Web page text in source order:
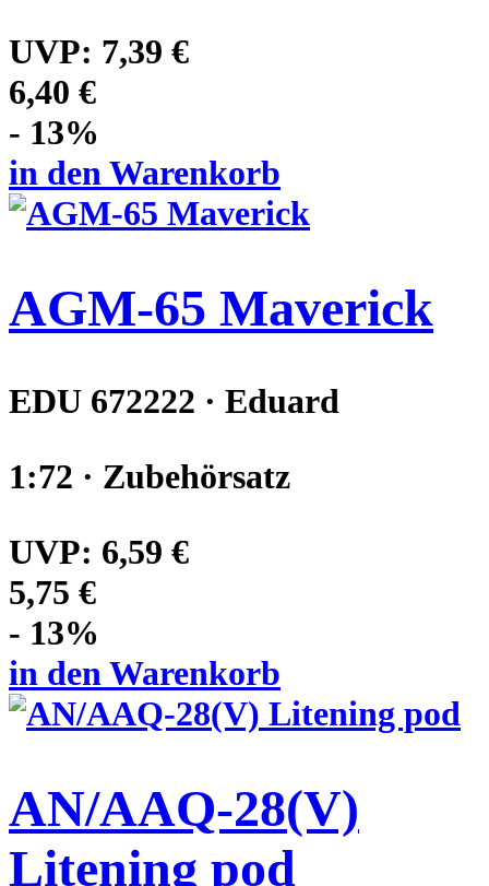
UVP: 7,39 €
6,40 €
- 13%
in den Warenkorb
AGM-65 Maverick
EDU 672222 · Eduard
1:72 · Zubehörsatz
UVP: 6,59 €
5,75 €
- 13%
in den Warenkorb
AN/AAQ-28(V)
Litening pod